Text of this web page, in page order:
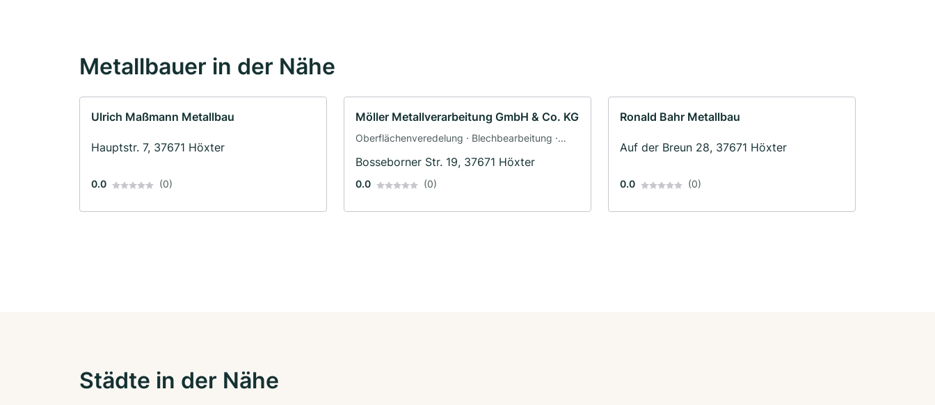
Metallbauer in der Nähe
Ulrich Maßmann Metallbau
Hauptstr. 7, 37671 Höxter
0.0 (0)
Möller Metallverarbeitung GmbH & Co. KG
Oberflächenveredelung · Blechbearbeitung ·
Bosseborner Str. 19, 37671 Höxter
0.0 (0)
Ronald Bahr Metallbau
Auf der Breun 28, 37671 Höxter
0.0 (0)
Städte in der Nähe